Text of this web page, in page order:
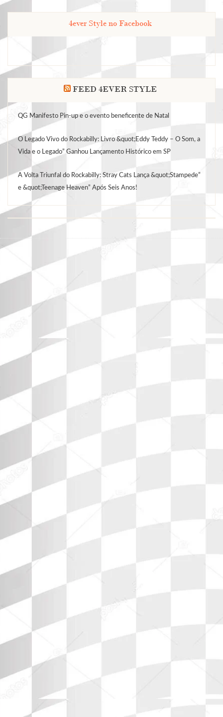
4ever Style no Facebook
FEED 4EVER STYLE
QG Manifesto Pin-up e o evento beneficente de Natal
O Legado Vivo do Rockabilly: Livro &quot;Eddy Teddy – O Som, a
Vida e o Legado” Ganhou Lançamento Histórico em SP
A Volta Triunfal do Rockabilly: Stray Cats Lança &quot;Stampede”
e &quot;Teenage Heaven” Após Seis Anos!